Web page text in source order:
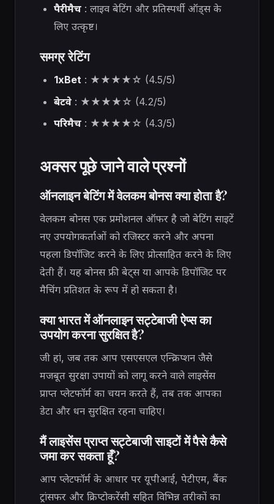
पैरीमैच: लाइव बेटिंग और प्रतिस्पर्धी ऑड्स के
लिए उत्कृष्ट।
समग्र रेटिंग
1xBet: ★★★★☆ (4.5/5)
बेटवे: ★★★★☆ (4.2/5)
परिमैच: ★★★★☆ (4.3/5)
अक्सर पूछे जाने वाले प्रश्नों
ऑनलाइन बेटिंग में वेलकम बोनस क्या होता है?
वेलकम बोनस एक प्रमोशनल ऑफर है जो बेटिंग साइटें
नए उपयोगकर्ताओं को रजिस्टर करने और अपना
पहला डिपॉजिट करने के लिए प्रोत्साहित करने के लिए
देती हैं। यह बोनस फ्री बेट्स या आपके डिपॉजिट पर
मैचिंग प्रतिशत के रूप में हो सकता है।
क्या भारत में ऑनलाइन सट्टेबाजी ऐप्स का
उपयोग करना सुरक्षित है?
जी हां, जब तक आप एसएसएल एन्क्रिप्शन जैसे
मजबूत सुरक्षा उपायों को लागू करने वाले लाइसेंस
प्राप्त प्लेटफॉर्म का चयन करते हैं, तब तक आपका
डेटा और धन सुरक्षित रहना चाहिए।
मैं लाइसेंस प्राप्त सट्टेबाजी साइटों में पैसे कैसे
जमा कर सकता हूँ?
आप प्लेटफॉर्म के आधार पर यूपीआई, पेटीएम, बैंक
ट्रांसफर और क्रिप्टोकरेंसी सहित विभिन्न तरीकों का